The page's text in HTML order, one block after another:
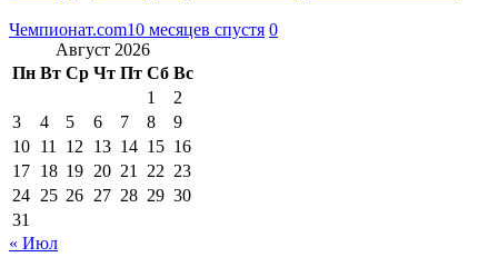
Чемпионат.com10 месяцев спустя 0
Август 2026
Пн Вт Ср Чт Пт Сб Вс
1
2
3
4 5 6 7 8
9
10 11 12 13 14 15 16
17 18 19 20 21 22 23
24 25 26 27 28 29 30
31
« Июл